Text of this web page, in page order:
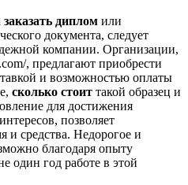
заказать диплом или
документа, следует
компании. Организации,
, предлагают приобрести
и возможностью оплаты
сколько стоит такой образец и
для достижения
позволяет
и средства. Недорогое и
благодаря опыту
один год работе в этой